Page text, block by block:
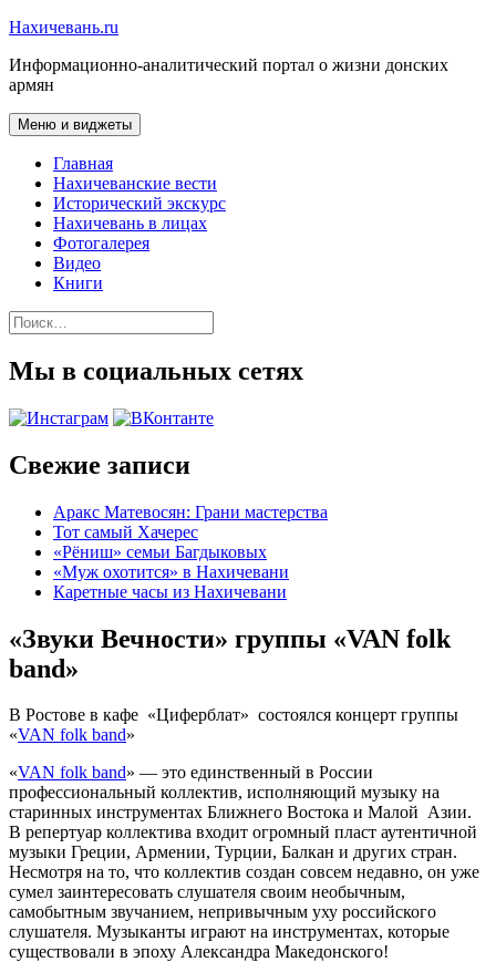
Перейти
содержимому
Нахичевань.ru
Информационно-аналитический портал о жизни донских
армян
Меню и виджеты
Главная
Нахичеванские вести
Исторический экскурс
Нахичевань в лицах
Фотогалерея
Видео
Книги
Найти:
Мы в социальных сетях
Свежие записи
Аракс Матевосян: Грани мастерства
Тот самый Хачерес
«Рёниш» семьи Багдыковых
«Муж охотится» в Нахичевани
Каретные часы из Нахичевани
«Звуки Вечности» группы «VAN folk
band»
В Ростове в кафе «Циферблат» состоялся концерт группы
«VAN folk band»
«VAN folk band» — это единственный в России
профессиональный коллектив, исполняющий музыку на
старинных инструментах Ближнего Востока и Малой Азии.
В репертуар коллектива входит огромный пласт аутентичной
музыки Греции, Армении, Турции, Балкан и других стран.
Несмотря на то, что коллектив создан совсем недавно, он уже
сумел заинтересовать слушателя своим необычным,
самобытным звучанием, непривычным уху российского
слушателя. Музыканты играют на инструментах, которые
существовали в эпоху Александра Македонского!